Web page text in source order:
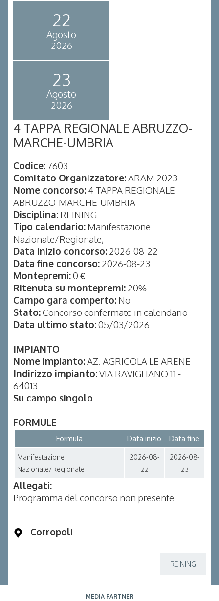
22
Agosto
2026
23
Agosto
2026
4 TAPPA REGIONALE ABRUZZO-
MARCHE-UMBRIA
Codice: 7603
Comitato Organizzatore:ARAM 2023
Nome concorso: 4 TAPPA REGIONALE
ABRUZZO-MARCHE-UMBRIA
Disciplina: REINING
Tipo calendario: Manifestazione
Nazionale/Regionale,
Data inizio concorso: 2026-08-22
Data fine concorso: 2026-08-23
Montepremi:0 €
Ritenuta su montepremi: 20%
Campo gara comperto: No
Stato:Concorso confermato in calendario
Data ultimo stato:05/03/2026
IMPIANTO
Nome impianto:AZ. AGRICOLA LE ARENE
Indirizzo impianto:VIA RAVIGLIANO 11 -
64013
Su campo singolo
FORMULE
Formula Data inizio Data fine
Manifestazione
Nazionale/Regionale
2026-08-
22
2026-08-
23
Allegati:
Programma del concorso non presente
Corropoli
REINING
MEDIA PARTNER